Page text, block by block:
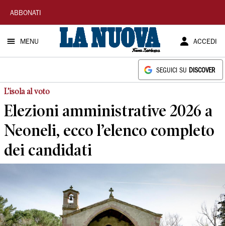
La
Nuova
Sardegna
ABBONATI
MENU ACCEDI
SEGUICI SU DISCOVER
L’isola al voto
Elezioni amministrative 2026 a
Neoneli, ecco l’elenco completo
dei candidati